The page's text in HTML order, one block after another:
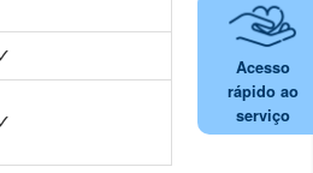
Acesso
rápido ao
serviço